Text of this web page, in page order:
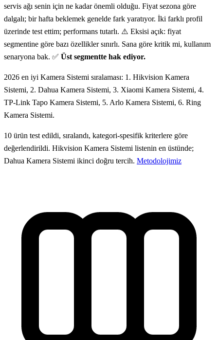
servis ağı senin için ne kadar önemli olduğu. Fiyat sezona göre
dalgalı; bir hafta beklemek genelde fark yaratıyor. İki farklı profil
üzerinde test ettim; performans tutarlı. ⚠️ Eksisi açık: fiyat
segmentine göre bazı özellikler sınırlı. Sana göre kritik mi, kullanım
senaryona bak. ✅ Üst segmentte hak ediyor.
2026 en iyi Kamera Sistemi sıralaması: 1. Hikvision Kamera
Sistemi, 2. Dahua Kamera Sistemi, 3. Xiaomi Kamera Sistemi, 4.
TP-Link Tapo Kamera Sistemi, 5. Arlo Kamera Sistemi, 6. Ring
Kamera Sistemi.
10 ürün test edildi, sıralandı, kategori-spesifik kriterlere göre
değerlendirildi. Hikvision Kamera Sistemi listenin en üstünde;
Dahua Kamera Sistemi ikinci doğru tercih. Metodolojimiz